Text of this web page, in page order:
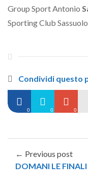
Group Sport Antonio
Sporting Club
Condividi questo
0 0 0
← Previous post
DOMANI LE